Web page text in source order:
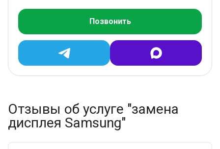
Позвонить
Отзывы об услуге "замена
дисплея Samsung"